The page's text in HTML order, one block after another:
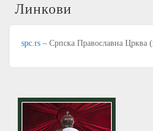
Линкови
spc.rs – Српска Православна Црква